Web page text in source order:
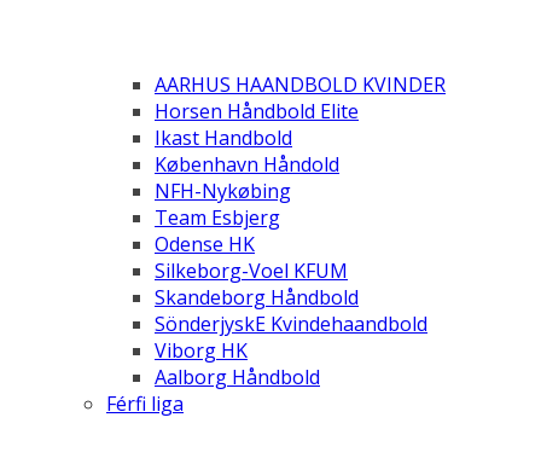
AARHUS HAANDBOLD KVINDER
Horsen Håndbold Elite
Ikast Handbold
København Håndold
NFH-Nykøbing
Team Esbjerg
Odense HK
Silkeborg-Voel KFUM
Skandeborg Håndbold
SönderjyskE Kvindehaandbold
Viborg HK
Aalborg Håndbold
Férfi liga